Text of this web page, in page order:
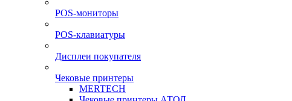
POS-мониторы
POS-клавиатуры
Дисплеи покупателя
Чековые принтеры
MERTECH